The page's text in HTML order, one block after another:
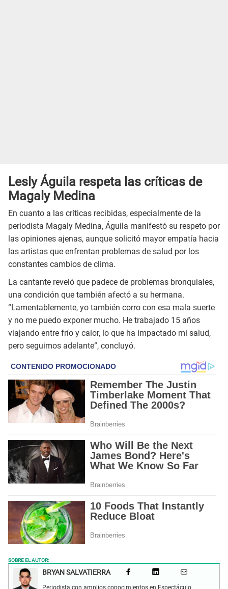
Lesly Águila respeta las críticas de
Magaly Medina
En cuanto a las críticas recibidas, especialmente de la
periodista Magaly Medina, Águila manifestó su respeto por
las opiniones ajenas, aunque solicitó mayor empatía hacia
las artistas que enfrentan problemas de salud por los
constantes cambios de clima.
La cantante reveló que padece de problemas bronquiales,
una condición que también afectó a su hermana.
“Lamentablemente, yo también corro con esa mala suerte
y no me puedo exponer mucho. He trabajado 15 años
viajando entre frío y calor, lo que ha impactado mi salud,
pero seguimos adelante”, concluyó.
SOBRE EL AUTOR:
BRYAN SALVATIERRA